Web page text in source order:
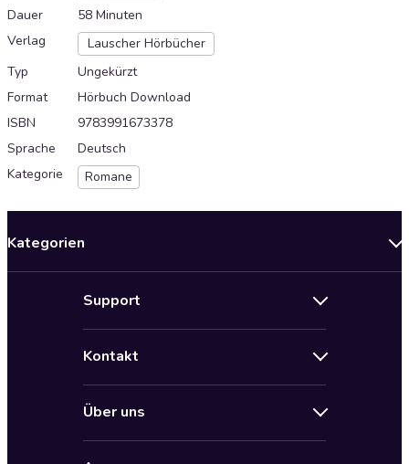
Dauer
58 Minuten
Verlag
Lauscher Hörbücher
Typ
Ungekürzt
Format
Hörbuch Download
ISBN
9783991673378
Sprache
Deutsch
Kategorie
Romane
Kategorien
by Audioteka
Support
AGB für Audioteka Abo
Kontakt
Über uns